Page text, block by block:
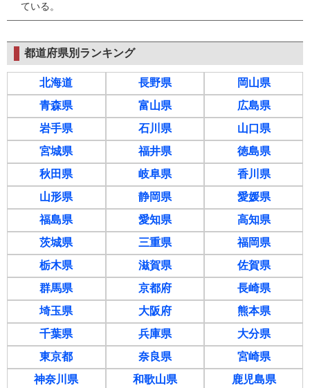
ている。
都道府県別ランキング
北海道
青森県
岩手県
宮城県
秋田県
山形県
福島県
茨城県
栃木県
群馬県
埼玉県
千葉県
東京都
神奈川県
長野県
富山県
石川県
福井県
岐阜県
静岡県
愛知県
三重県
滋賀県
京都府
大阪府
兵庫県
奈良県
和歌山県
岡山県
広島県
山口県
徳島県
香川県
愛媛県
高知県
福岡県
佐賀県
長崎県
熊本県
大分県
宮崎県
鹿児島県